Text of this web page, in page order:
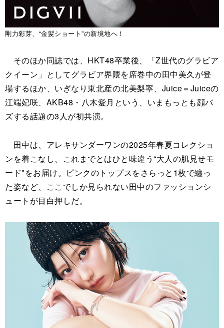
剛力彩芽、“金髪ショート”の新境地へ！
そのほか同誌では、HKT48卒業後、「Z世代のグラビア
クイーン」としてグラビア界隈を席巻中の田中美久が登
場するほか、いぎなり東北産の北美梨寧、Juice＝Juiceの
江端妃咲、AKB48・八木愛月という、いまもっとも顔バ
ズする話題の3人が初共演。
田中は、アレキサンダーワンの2025年春夏コレクショ
ンを着こなし、これまでとはひと味違う“大人の肌見せモ
ード"をお届け。ピンクのトップスをさらっと1枚で纏っ
た姿など、ここでしか見られない田中のファッションシ
ュートが目白押しだ。